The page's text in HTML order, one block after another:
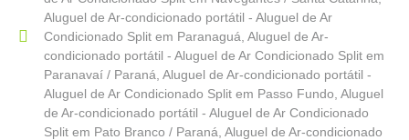
Aluguel de Ar-condicionado portátil - Aluguel de Ar
Condicionado Split em Paranaguá Aluguel de Ar-
condicionado portátil - Aluguel de Ar Condicionado Split em
Paranavaí / Paraná Aluguel de Ar-condicionado portátil -
Aluguel de Ar Condicionado Split em Passo Fundo Aluguel
de Ar-condicionado portátil - Aluguel de Ar Condicionado
Split em Pato Branco / Paraná Aluguel de Ar-condicionado